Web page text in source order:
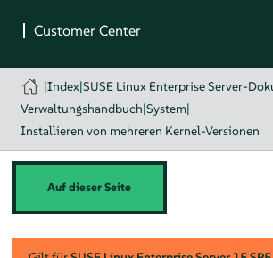
|Index|SUSE Linux Enterprise Server-
Verwaltungshandbuch|System|
Installieren von mehreren Kernel-Versionen
Auf dieser Seite